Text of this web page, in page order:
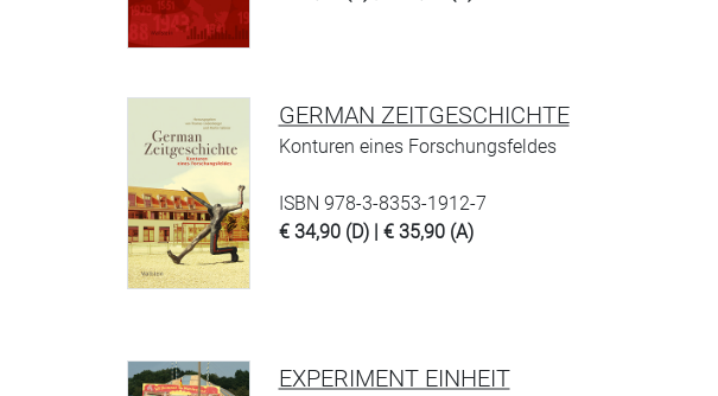
GERMAN ZEITGESCHICHTE
Konturen eines Forschungsfeldes
ISBN 978-3-8353-1912-7
€ 34,90 (D) | € 35,90 (A)
EXPERIMENT EINHEIT